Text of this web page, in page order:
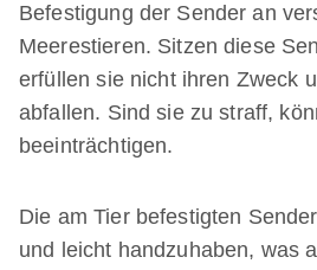
Befestigung der Sender an
Meerestieren. Sitzen diese
erfüllen sie nicht ihren Zweck
abfallen. Sind sie zu straff,
beeinträchtigen.
Die am Tier befestigten
und leicht handzuhaben, was